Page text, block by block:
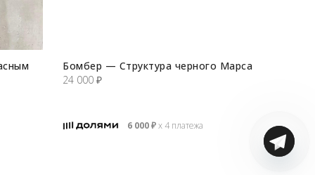
Бомбер — Cтруктура черного Марса
24 000₽
6 000₽х 4 платежа